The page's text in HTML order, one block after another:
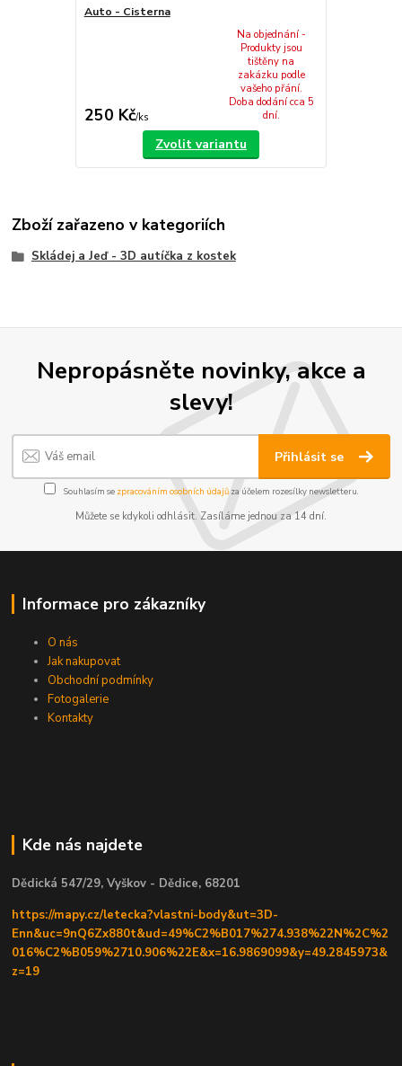
Auto - Cisterna
250 Kč/ks
Na objednání -
Produkty jsou
tištěny na
zakázku podle
vašeho přání.
Doba dodání cca 5
dní.
Zvolit variantu
Zboží zařazeno v kategoriích
Skládej a Jeď - 3D autíčka z kostek
Nepropásněte novinky, akce a
slevy!
Přihlásit se
Souhlasím se zpracováním osobních údajůza účelem rozesílky newsletteru.
Můžete se kdykoli odhlásit. Zasíláme jednou za 14 dní.
Informace pro zákazníky
O nás
Jak nakupovat
Obchodní podmínky
Fotogalerie
Kontakty
Kde nás najdete
Dědická 547/29, Vyškov - Dědice, 68201
https://mapy.cz/letecka?vlastni-body&ut=3D-
Enn&uc=9nQ6Zx880t&ud=49%C2%B017%274.938%22N%2C%2
016%C2%B059%2710.906%22E&x=16.9869099&y=49.2845973&
z=19